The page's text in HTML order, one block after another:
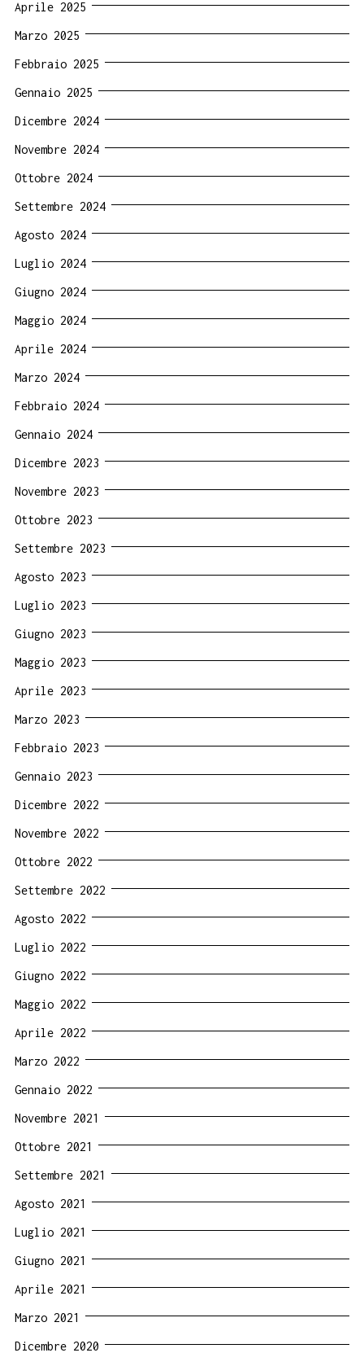
Aprile 2025
Marzo 2025
Febbraio 2025
Gennaio 2025
Dicembre 2024
Novembre 2024
Ottobre 2024
Settembre 2024
Agosto 2024
Luglio 2024
Giugno 2024
Maggio 2024
Aprile 2024
Marzo 2024
Febbraio 2024
Gennaio 2024
Dicembre 2023
Novembre 2023
Ottobre 2023
Settembre 2023
Agosto 2023
Luglio 2023
Giugno 2023
Maggio 2023
Aprile 2023
Marzo 2023
Febbraio 2023
Gennaio 2023
Dicembre 2022
Novembre 2022
Ottobre 2022
Settembre 2022
Agosto 2022
Luglio 2022
Giugno 2022
Maggio 2022
Aprile 2022
Marzo 2022
Gennaio 2022
Novembre 2021
Ottobre 2021
Settembre 2021
Agosto 2021
Luglio 2021
Giugno 2021
Aprile 2021
Marzo 2021
Dicembre 2020